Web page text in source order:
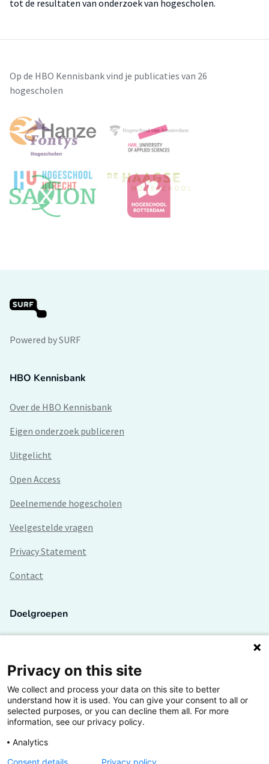
tot de resultaten van onderzoek van hogescholen.
Op de HBO Kennisbank vind je publicaties van 26
hogescholen
Powered by SURF
HBO Kennisbank
Over de HBO Kennisbank
Eigen onderzoek publiceren
Uitgelicht
Open Access
Deelnemende hogescholen
Veelgestelde vragen
Privacy Statement
Contact
Doelgroepen
Lectoren en onderzoekers
Bedrijven
Hogescholen
Privacy on this site
We collect and process your data on this site to better
understand how it is used. You can give your consent to all or
selected purposes, or you can decline them all. For more
information, see our privacy policy.
Analytics
Consent details
Privacy policy